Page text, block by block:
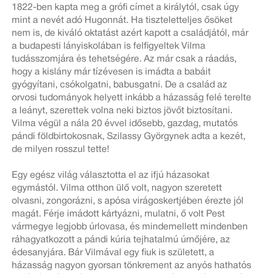
1822-ben kapta meg a grófi címet a királytól, csak úgy
mint a nevét adó Hugonnát. Ha tiszteletteljes ősöket
nem is, de kiváló oktatást azért kapott a családjától, már
a budapesti lányiskolában is felfigyeltek Vilma
tudásszomjára és tehetségére. Az már csak a ráadás,
hogy a kislány már tízévesen is imádta a babáit
gyógyítani, csókolgatni, babusgatni. De a család az
orvosi tudományok helyett inkább a házasság felé terelte
a leányt, szerettek volna neki biztos jövőt biztosítani.
Vilma végül a nála 20 évvel idősebb, gazdag, mutatós
pándi földbirtokosnak, Szilassy Györgynek adta a kezét,
de milyen rosszul tette!
Egy egész világ választotta el az ifjú házasokat
egymástól. Vilma otthon ülő volt, nagyon szeretett
olvasni, zongorázni, s apósa virágoskertjében érezte jól
magát. Férje imádott kártyázni, mulatni, ő volt Pest
vármegye legjobb úrlovasa, és mindemellett mindenben
ráhagyatkozott a pándi kúria tejhatalmú úrnőjére, az
édesanyjára. Bár Vilmával egy fiuk is született, a
házasság nagyon gyorsan tönkrement az anyós hathatós